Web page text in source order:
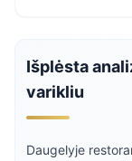
Išplėsta
varikliu
Daugelyje